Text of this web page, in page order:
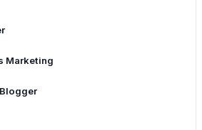
Marketing